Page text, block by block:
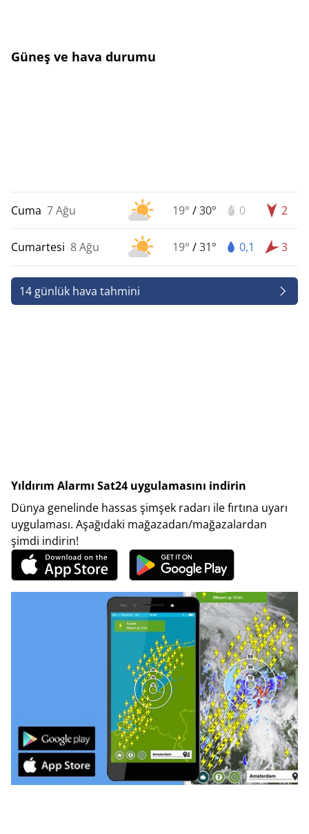
Güneş ve hava durumu
Cuma 7 Ağu 19° /30° 0 2
Cumartesi 8 Ağu 19° /31° 0,1 3
14 günlük hava tahmini
Yıldırım Alarmı Sat24 uygulamasını indirin
Dünya genelinde hassas şimşek radarı ile fırtına uyarı
uygulaması. Aşağıdaki mağazadan/mağazalardan
şimdi indirin!